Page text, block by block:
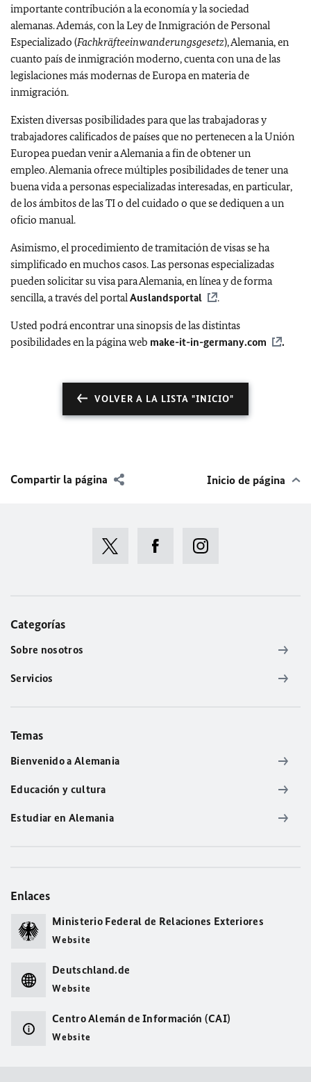
importante contribución a la economía y la sociedad
alemanas. Además, con la Ley de Inmigración de Personal
Especializado (Fachkräfteeinwanderungsgesetz), Alemania, en
cuanto país de inmigración moderno, cuenta con una de las
legislaciones más modernas de Europa en materia de
inmigración.
Existen diversas posibilidades para que las trabajadoras y
trabajadores calificados de países que no pertenecen a la Unión
Europea puedan venir a Alemania a fin de obtener un
empleo. Alemania ofrece múltiples posibilidades de tener una
buena vida a personas especializadas interesadas, en particular,
de los ámbitos de las TI o del cuidado o que se dediquen a un
oficio manual.
Asimismo, el procedimiento de tramitación de visas se ha
simplificado en muchos casos. Las personas especializadas
pueden solicitar su visa para Alemania, en línea y de forma
sencilla, a través del portalAuslandsportal .
Usted podrá encontrar una sinopsis de las distintas
posibilidades en la página web make-it-in-germany.com .
VOLVER A LA LISTA "INICIO"
Compartir la página Inicio de página
Categorías
Sobre nosotros
Servicios
Temas
Bienvenido a Alemania
Educación y cultura
Estudiar en Alemania
Enlaces
Ministerio Federal de Relaciones Exteriores
Website
Deutschland.de
Website
Centro Alemán de Información (CAI)
Website